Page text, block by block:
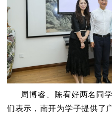
周博睿、陈宥好两名同
们表示，南开为学子提供了